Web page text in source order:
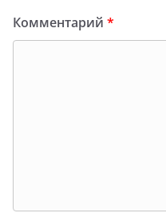
Комментарий *